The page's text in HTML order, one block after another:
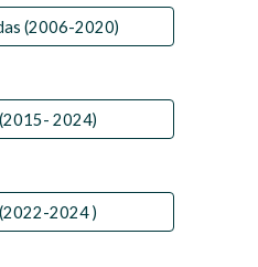
(2006-2020)
2024)
2024 )